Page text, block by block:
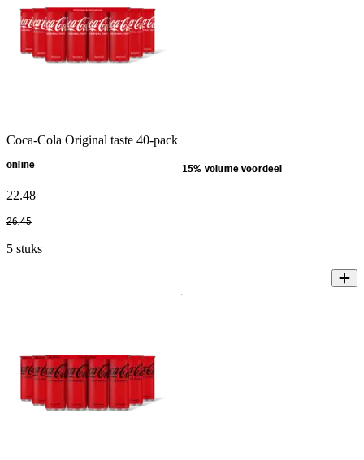
Coca-Cola Original taste 40-pack
online 15% volume voordeel
22.48
26.45
5 stuks